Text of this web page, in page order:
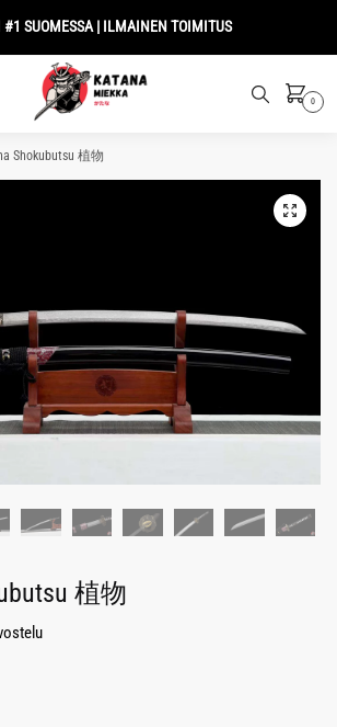
#1 SUOMESSA | ILMAINEN TOIMITUS
0
Shokubutsu 植物
植物